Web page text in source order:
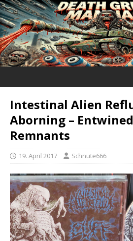
Intestinal Alien
Aborning ‎–
Remnants
19. April 2017 Schnute666